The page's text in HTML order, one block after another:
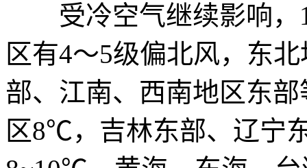
受冷空气继续影响，
区有4～5级偏北风，东
部、江南、西南地区东
区8℃，吉林东部、辽宁